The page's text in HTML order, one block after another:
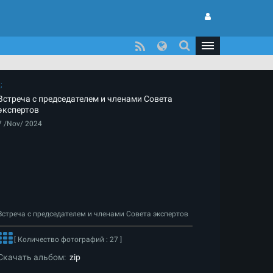
с председателем и членами Совета
/Nov/ 2024
с председателем и членами Совета экспертов
[ Количество фотографий : 27 ]
альбом: zip